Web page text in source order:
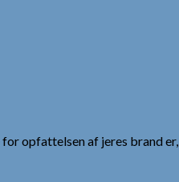
opfattelsen af jeres brand